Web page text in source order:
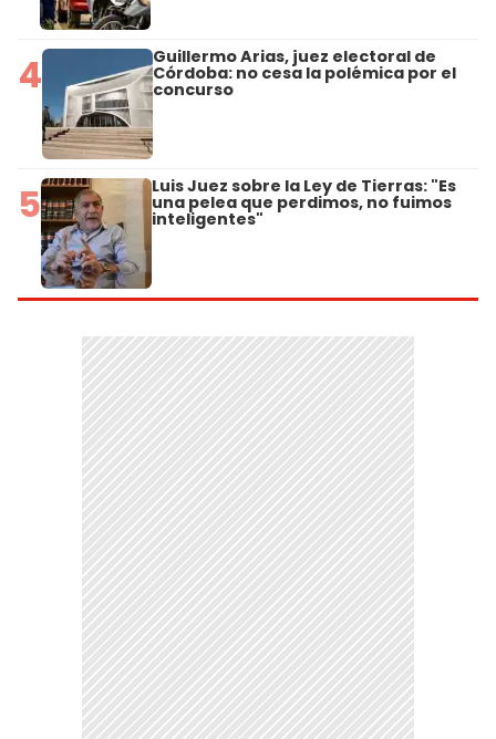
4 Guillermo Arias, juez electoral de
Córdoba: no cesa la polémica por el
concurso
5 Luis Juez sobre la Ley de Tierras: "Es
una pelea que perdimos, no fuimos
inteligentes"